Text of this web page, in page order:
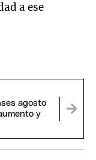
a ese
agosto
y